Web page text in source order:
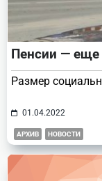
Пенсии — еще
Размер
01.04.2022
АРХИВ НОВОСТИ